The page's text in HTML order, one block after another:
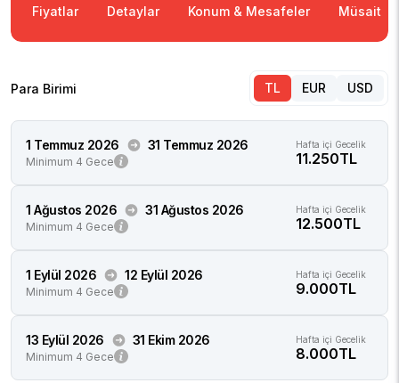
Fiyatlar Detaylar Konum & Mesafeler Müsaitlik
Para Birimi TL EUR USD
1 Temmuz 2026 31 Temmuz 2026
Minimum 4 Gece
Hafta içi Gecelik
11.250TL
1 Ağustos 2026 31 Ağustos 2026
Minimum 4 Gece
Hafta içi Gecelik
12.500TL
1 Eylül 2026 12 Eylül 2026
Minimum 4 Gece
Hafta içi Gecelik
9.000TL
13 Eylül 2026 31 Ekim 2026
Minimum 4 Gece
Hafta içi Gecelik
8.000TL